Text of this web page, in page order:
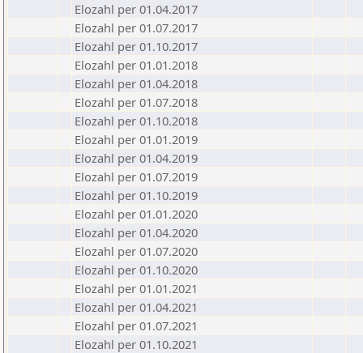
Elozahl per 01.04.2017
Elozahl per 01.07.2017
Elozahl per 01.10.2017
Elozahl per 01.01.2018
Elozahl per 01.04.2018
Elozahl per 01.07.2018
Elozahl per 01.10.2018
Elozahl per 01.01.2019
Elozahl per 01.04.2019
Elozahl per 01.07.2019
Elozahl per 01.10.2019
Elozahl per 01.01.2020
Elozahl per 01.04.2020
Elozahl per 01.07.2020
Elozahl per 01.10.2020
Elozahl per 01.01.2021
Elozahl per 01.04.2021
Elozahl per 01.07.2021
Elozahl per 01.10.2021